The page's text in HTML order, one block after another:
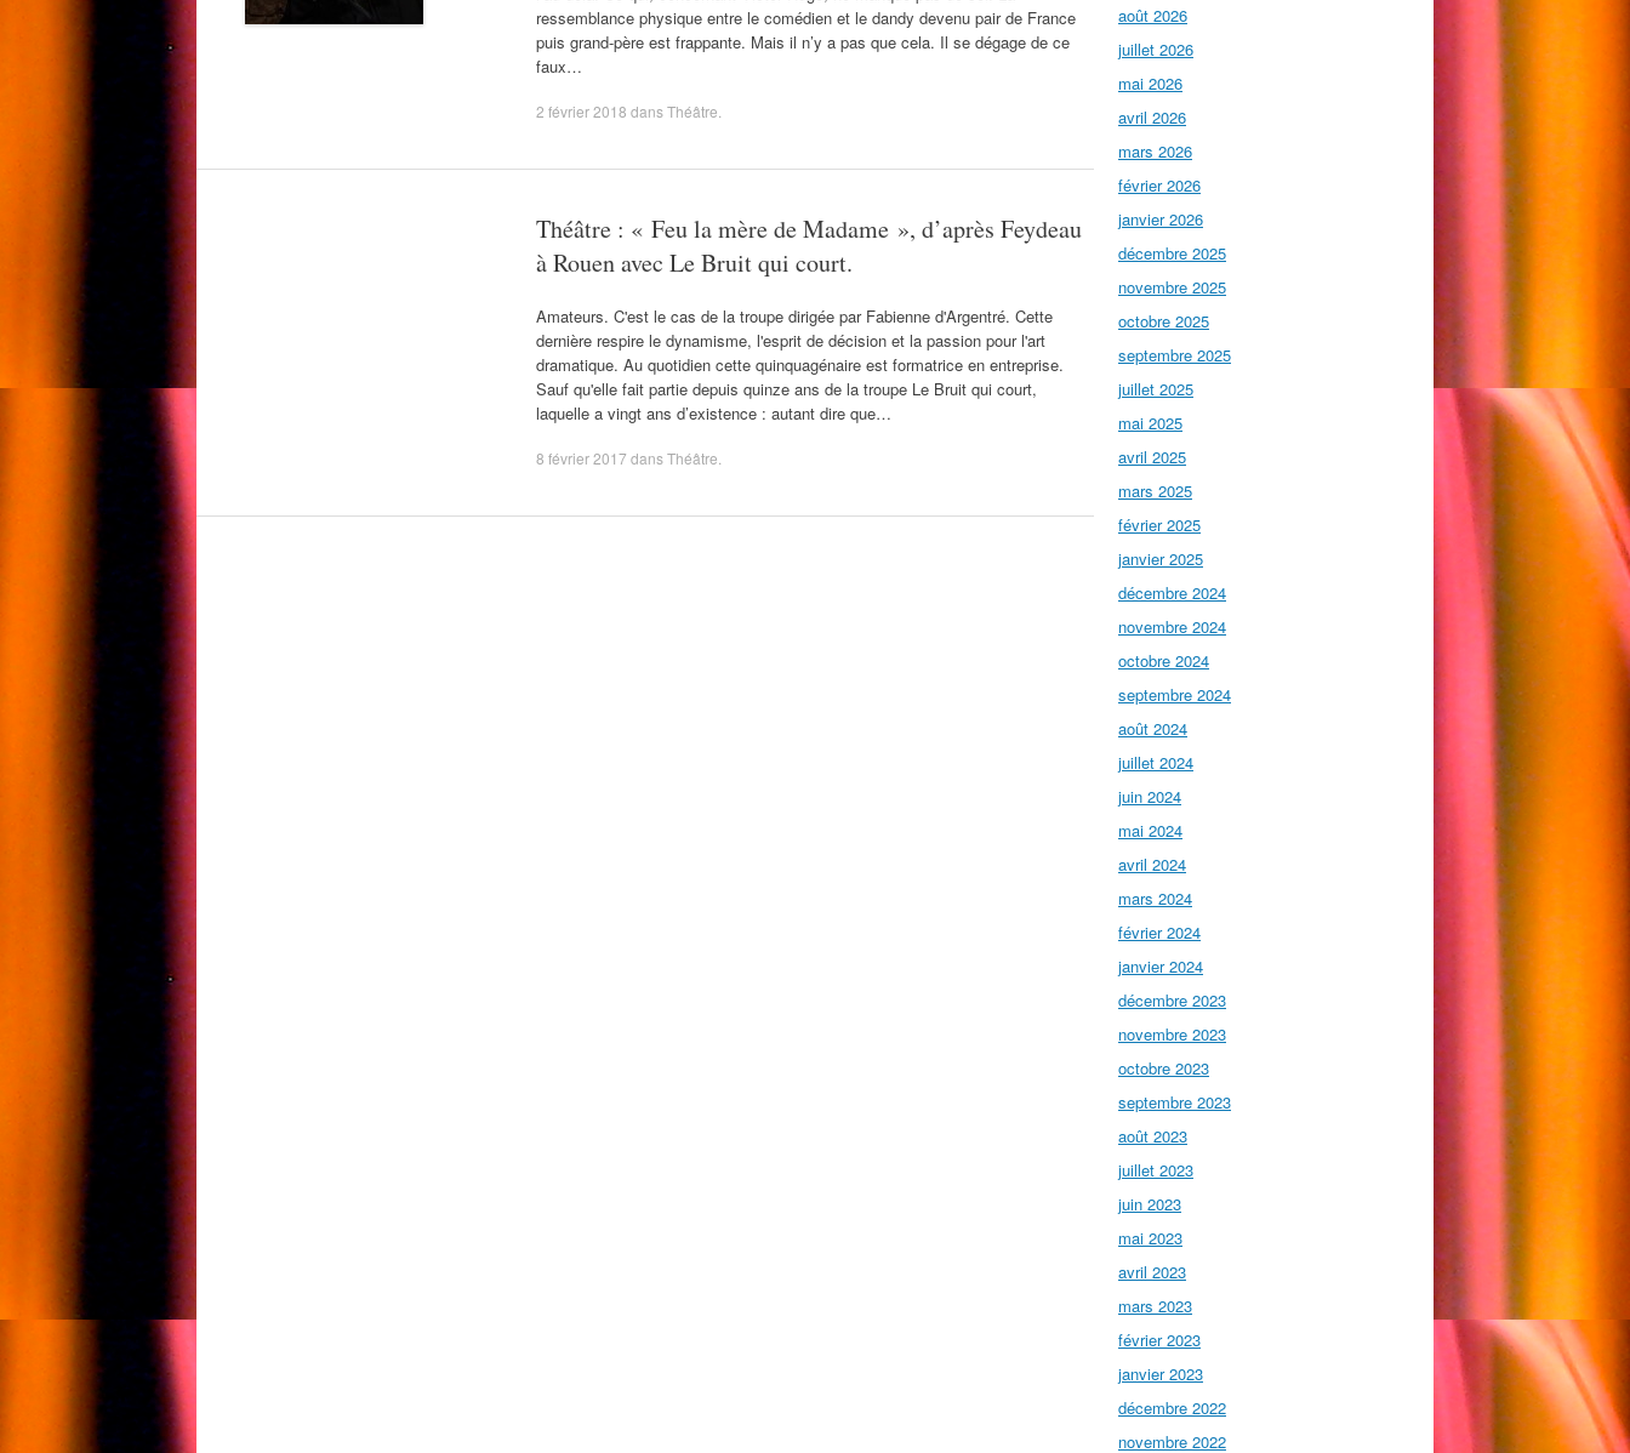
ressemblance physique entre le comédien et le dandy devenu pair de France
puis grand-père est frappante. Mais il n’y a pas que cela. Il se dégage de ce
faux…
2 février 2018 dansThéâtre
Théâtre : « Feu la mère de Madame », d’après Feydeau
à Rouen avec Le Bruit qui court.
Amateurs. C'est le cas de la troupe dirigée par Fabienne d'Argentré. Cette
dernière respire le dynamisme, l'esprit de décision et la passion pour l'art
dramatique. Au quotidien cette quinquagénaire est formatrice en entreprise.
Sauf qu'elle fait partie depuis quinze ans de la troupe Le Bruit qui court,
laquelle a vingt ans d’existence : autant dire que…
8 février 2017 dansThéâtre
août 2026
juillet 2026
mai 2026
avril 2026
mars 2026
février 2026
janvier 2026
décembre 2025
novembre 2025
octobre 2025
septembre 2025
juillet 2025
mai 2025
avril 2025
mars 2025
février 2025
janvier 2025
décembre 2024
novembre 2024
octobre 2024
septembre 2024
août 2024
juillet 2024
juin 2024
mai 2024
avril 2024
mars 2024
février 2024
janvier 2024
décembre 2023
novembre 2023
octobre 2023
septembre 2023
août 2023
juillet 2023
juin 2023
mai 2023
avril 2023
mars 2023
février 2023
janvier 2023
décembre 2022
novembre 2022